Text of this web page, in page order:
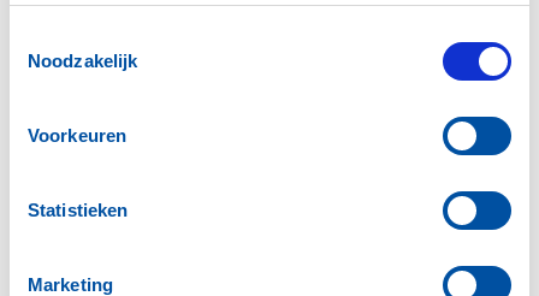
Noodzakelijk
Voorkeuren
Statistieken
Marketing
Oranjewoud-Heerenveen
Purmerend Weidevenne
RIO aan de IJssel
Rhoon-Barendrecht